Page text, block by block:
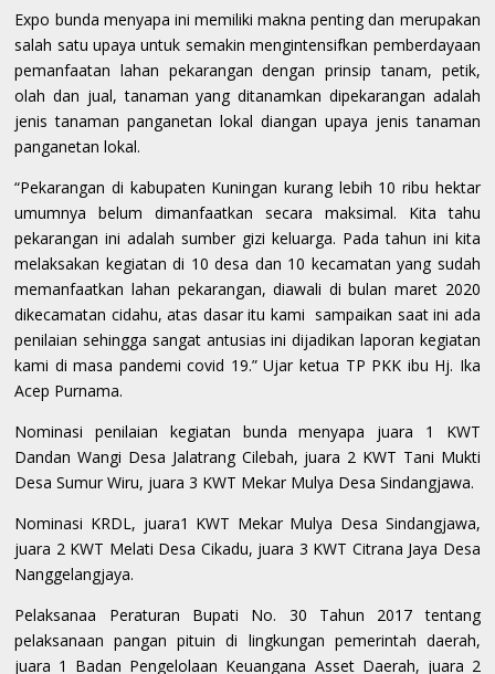
Expo bunda menyapa ini memiliki makna penting dan merupakan
salah satu upaya untuk semakin mengintensifkan pemberdayaan
pemanfaatan lahan pekarangan dengan prinsip tanam, petik,
olah dan jual, tanaman yang ditanamkan dipekarangan adalah
jenis tanaman panganetan lokal diangan upaya jenis tanaman
panganetan lokal.
“Pekarangan di kabupaten Kuningan kurang lebih 10 ribu hektar
umumnya belum dimanfaatkan secara maksimal. Kita tahu
pekarangan ini adalah sumber gizi keluarga. Pada tahun ini kita
melaksakan kegiatan di 10 desa dan 10 kecamatan yang sudah
memanfaatkan lahan pekarangan, diawali di bulan maret 2020
dikecamatan cidahu, atas dasar itu kami sampaikan saat ini ada
penilaian sehingga sangat antusias ini dijadikan laporan kegiatan
kami di masa pandemi covid 19.” Ujar ketua TP PKK ibu Hj. Ika
Acep Purnama.
Nominasi penilaian kegiatan bunda menyapa juara 1 KWT
Dandan Wangi Desa Jalatrang Cilebah, juara 2 KWT Tani Mukti
Desa Sumur Wiru, juara 3 KWT Mekar Mulya Desa Sindangjawa.
Nominasi KRDL, juara1 KWT Mekar Mulya Desa Sindangjawa,
juara 2 KWT Melati Desa Cikadu, juara 3 KWT Citrana Jaya Desa
Nanggelangjaya.
Pelaksanaa Peraturan Bupati No. 30 Tahun 2017 tentang
pelaksanaan pangan pituin di lingkungan pemerintah daerah,
juara 1 Badan Pengelolaan Keuangana Asset Daerah, juara 2